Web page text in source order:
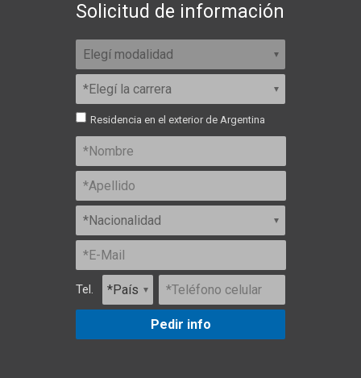
Solicitud de información
Residencia en el exterior de Argentina
Tel.
Pedir info